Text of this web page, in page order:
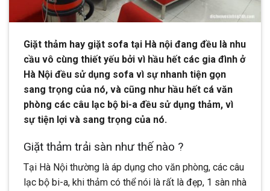
Giặt thảm hay giặt sofa tại Hà nội đang đều là nhu
cầu vô cùng thiết yếu bởi vì hầu hết các gia đình ở
Hà Nội đều sử dụng sofa vì sự nhanh tiện gọn
sang trọng của nó, và cũng như hầu hết cá văn
phòng các câu lạc bộ bi-a đều sử dụng thảm, vì
sự tiện lợi và sang trọng của nó.
Giặt thảm trải sàn như thế nào ?
Tại Hà Nội thường là áp dụng cho văn phòng, các câu
lạc bộ bi-a, khi thảm có thể nói là rất là đẹp, 1 sàn nhà